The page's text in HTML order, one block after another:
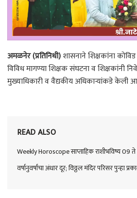
अमळनेर (प्रतिनिधी)शासनाने शिक्षकांना
विविध मागण्या शिक्षक संघटना व शिक्षकांनी
मुख्याधिकारी व वैद्यकीय अधिकाऱ्यांकडे केली
READ ALSO
Weekly Horoscope साप्ताहिक राशीभविष्य 09
वर्षानुवर्षांचा अंधार दूर; विठ्ठल मंदिर परिसर पुन्हा